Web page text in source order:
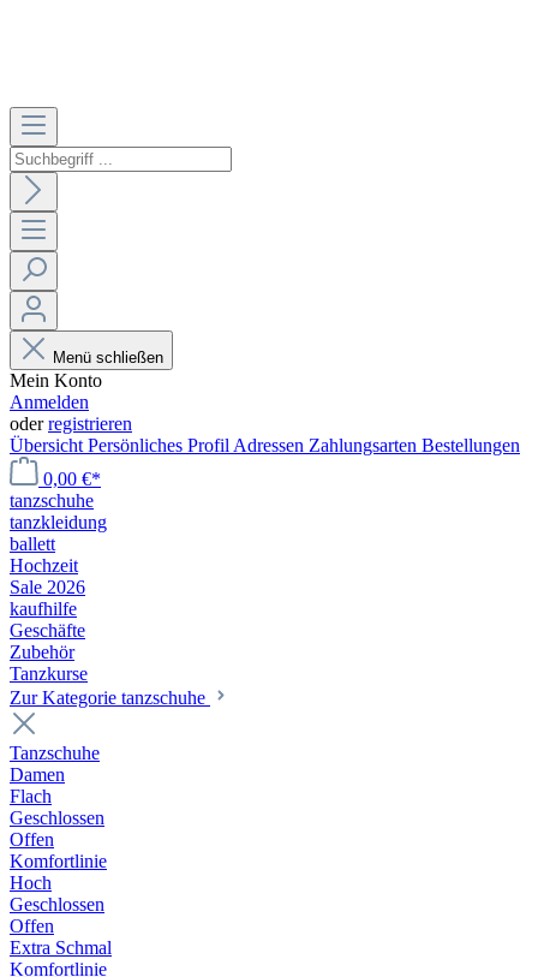
Menü schließen
Mein Konto
Anmelden
oderregistrieren
Übersicht Persönliches Profil Adressen Zahlungsarten Bestellungen
0,00 €*
tanzschuhe
tanzkleidung
ballett
Hochzeit
Sale 2026
kaufhilfe
Geschäfte
Zubehör
Tanzkurse
Zur Kategorie tanzschuhe
Tanzschuhe
Damen
Flach
Geschlossen
Offen
Komfortlinie
Hoch
Geschlossen
Offen
Extra Schmal
Komfortlinie